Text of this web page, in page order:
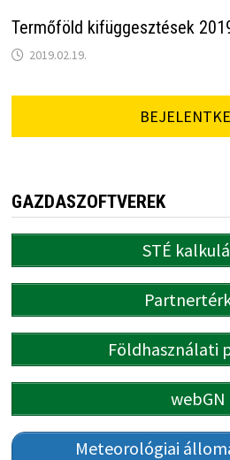
Termőföld kifüggesztések
2019.02.19.
GAZDASZOFTVEREK
STÉ
Földhasználati
webGN
Meteorológiai